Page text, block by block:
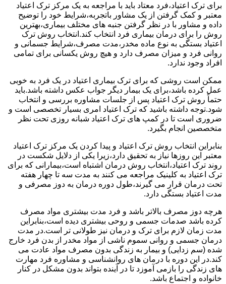
برای ترک اعتیاد،فرد معتاد باید با مراجعه به یک مرکز ترک اعتیاد
معتبر و کمک گرفتن از یک مشاور باتجربه،شرایط خود را توضیح
داده و مشاور با در نظر گرفتن جنبه های مختلف بیماری،بهترین
روش را برای درمان بیماری فرد انتخاب کند.انتخاب روش ترک
اعتیاد بستگی به نوع ماده مخدر،مدت مصرف،شرایط جسمانی و
روانی فرد و میزان مصرف دارد و هیچ روش یکسانی برای تمامی
افراد وجود ندارد.
ممکن است روشی که برای ترک بیماری اعتیاد در یک فرد به خوبی
عمل کرده باشد،برای یک بیمار دیگر جواب عکس داشته باشد.باید
حتماً روش ترک اعتیاد پس از جلسات مشاوره بررسی و انتخاب
شود.توجه داشته باشید که ترک اعتیاد امری بسیار تخصصی است و
ضروری است تا در کمپ های ترک اعتیاد شبانه روزی تحت نظر
متخصصین انجام بگیرد.
بنابراین انتخاب روش ترک اعتیاد و پیدا کردن یک مرکز ترک اعتیاد
معتبر این روزها نیاز به تحقیق دارد،زیرا یکی از دلایل شکست در
روند ترک اعتیاد،انتخاب روش درمان اشتباه است،بیمارانی که برای
ترک اعتیاد به کلینیک مراجعه می کنند به مدت سه تا چهار هفته
تحت درمان قرار می گیرند،طول دوره درمان به دوز مصرفی و
مدت اعتیاد بستگی دارد.
هرچه دوز مصرف بالاتر باشد و فرد مدت بیشتری مواد مصرف
کرده باشد صدمات جسمی و روحی بیشتری دیده است،بنابراین
مدت زمان لازم برای ترک و درمان نیز طولانی تر است.در مدت
درمان جسمی و روانی سموم ناشی از مواد مخدر از بدن فرد خارج
شده (سم زدایی) و بیمار به زندگی بدون مصرف مواد عادت می
کند.در این دوره با درمان های روانشناسی و مشاوره فرد مهارت
های زندگی را بازمی آموزد تا در آینده بتواند بدون مشکل در کنار
خانواده و اجتماع باشد.